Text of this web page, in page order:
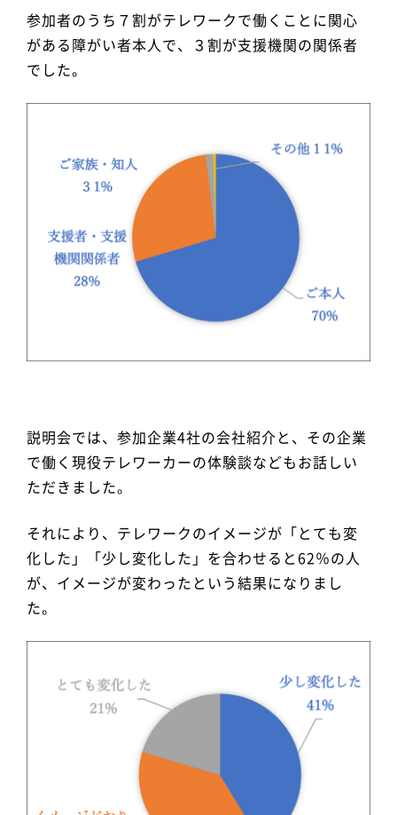
参加者のうち７割がテレワークで働くことに関心
がある障がい者本人で、３割が支援機関の関係者
でした。
説明会では、参加企業4社の会社紹介と、その企業
で働く現役テレワーカーの体験談などもお話しい
ただきました。
それにより、テレワークのイメージが「とても変
化した」「少し変化した」を合わせると62％の人
が、イメージが変わったという結果になりまし
た。